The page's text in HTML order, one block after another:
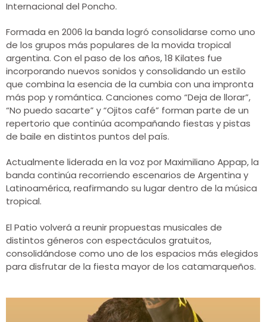
Internacional del Poncho.
Formada en 2006 la banda logró consolidarse como uno
de los grupos más populares de la movida tropical
argentina. Con el paso de los años, 18 Kilates fue
incorporando nuevos sonidos y consolidando un estilo
que combina la esencia de la cumbia con una impronta
más pop y romántica. Canciones como “Deja de llorar”,
“No puedo sacarte” y “Ojitos café” forman parte de un
repertorio que continúa acompañando fiestas y pistas
de baile en distintos puntos del país.
Actualmente liderada en la voz por Maximiliano Appap, la
banda continúa recorriendo escenarios de Argentina y
Latinoamérica, reafirmando su lugar dentro de la música
tropical.
El Patio volverá a reunir propuestas musicales de
distintos géneros con espectáculos gratuitos,
consolidándose como uno de los espacios más elegidos
para disfrutar de la fiesta mayor de los catamarqueños.